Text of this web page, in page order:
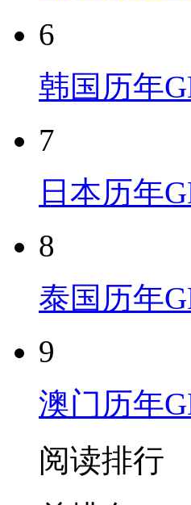
6
韩国历年
7
日本历年
8
泰国历年
9
澳门历年
阅读排行